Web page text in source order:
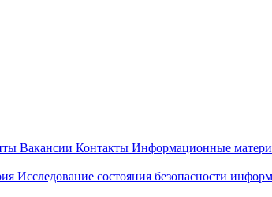
Вакансии Контакты Информационные
Исследование состояния безопасности